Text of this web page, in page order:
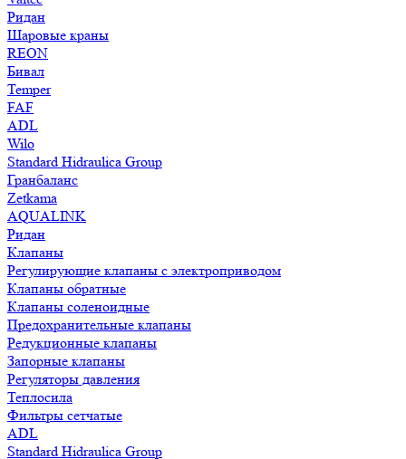
Ридан
Шаровые краны
REON
Бивал
Temper
FAF
ADL
Wilo
Standard Hidraulica Group
Гранбаланс
Zetkama
AQUALINK
Ридан
Клапаны
Регулирующие клапаны с электроприводом
Клапаны обратные
Клапаны соленоидные
Предохранительные клапаны
Редукционные клапаны
Запорные клапаны
Регуляторы давления
Теплосила
Фильтры сетчатые
ADL
Standard Hidraulica Group